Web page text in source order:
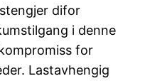
difor
i denne
for
Lastavhengig